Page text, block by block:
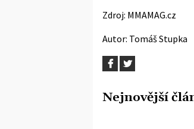
Zdroj: MMAMAG.cz
Autor: Tomáš Stupka
Nejnovější